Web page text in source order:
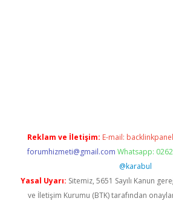
Reklam ve İletişim: E-mail:
forumhizmeti@gmail.com Whatsapp:
@karabul
Yasal Uyarı: Sitemiz, 5651 Sayılı Kanun
ve İletişim Kurumu (BTK) tarafından